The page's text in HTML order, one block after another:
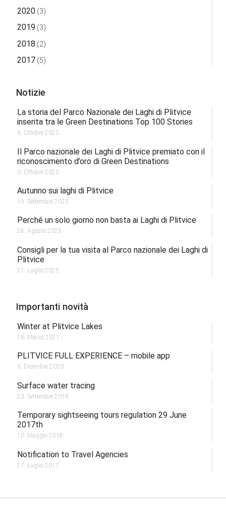
2020(3)
2019 (3)
2018 (2)
2017(5)
Notizie
La storia del Parco Nazionale dei Laghi di Plitvice
inserita tra le Green Destinations Top 100 Stories
6. Ottobre 2025.
Il Parco nazionale dei Laghi di Plitvice premiato con il
riconoscimento d’oro di Green Destinations
3. Ottobre 2025.
Autunno sui laghi di Plitvice
19. Settembre 2025.
Perché un solo giorno non basta ai Laghi di Plitvice
28. Agosto 2025.
Consigli per la tua visita al Parco nazionale dei Laghi di
Plitvice
21. Luglio 2025.
Importanti novità
Winter at Plitvice Lakes
16. Marzo 2021.
PLITVICE FULL EXPERIENCE – mobile app
6. Dicembre 2020.
Surface water tracing
23. Settembre 2019.
Temporary sightseeing tours regulation 29 June
2017th
10. Maggio 2018.
Notification to Travel Agencies
27. Luglio 2017.